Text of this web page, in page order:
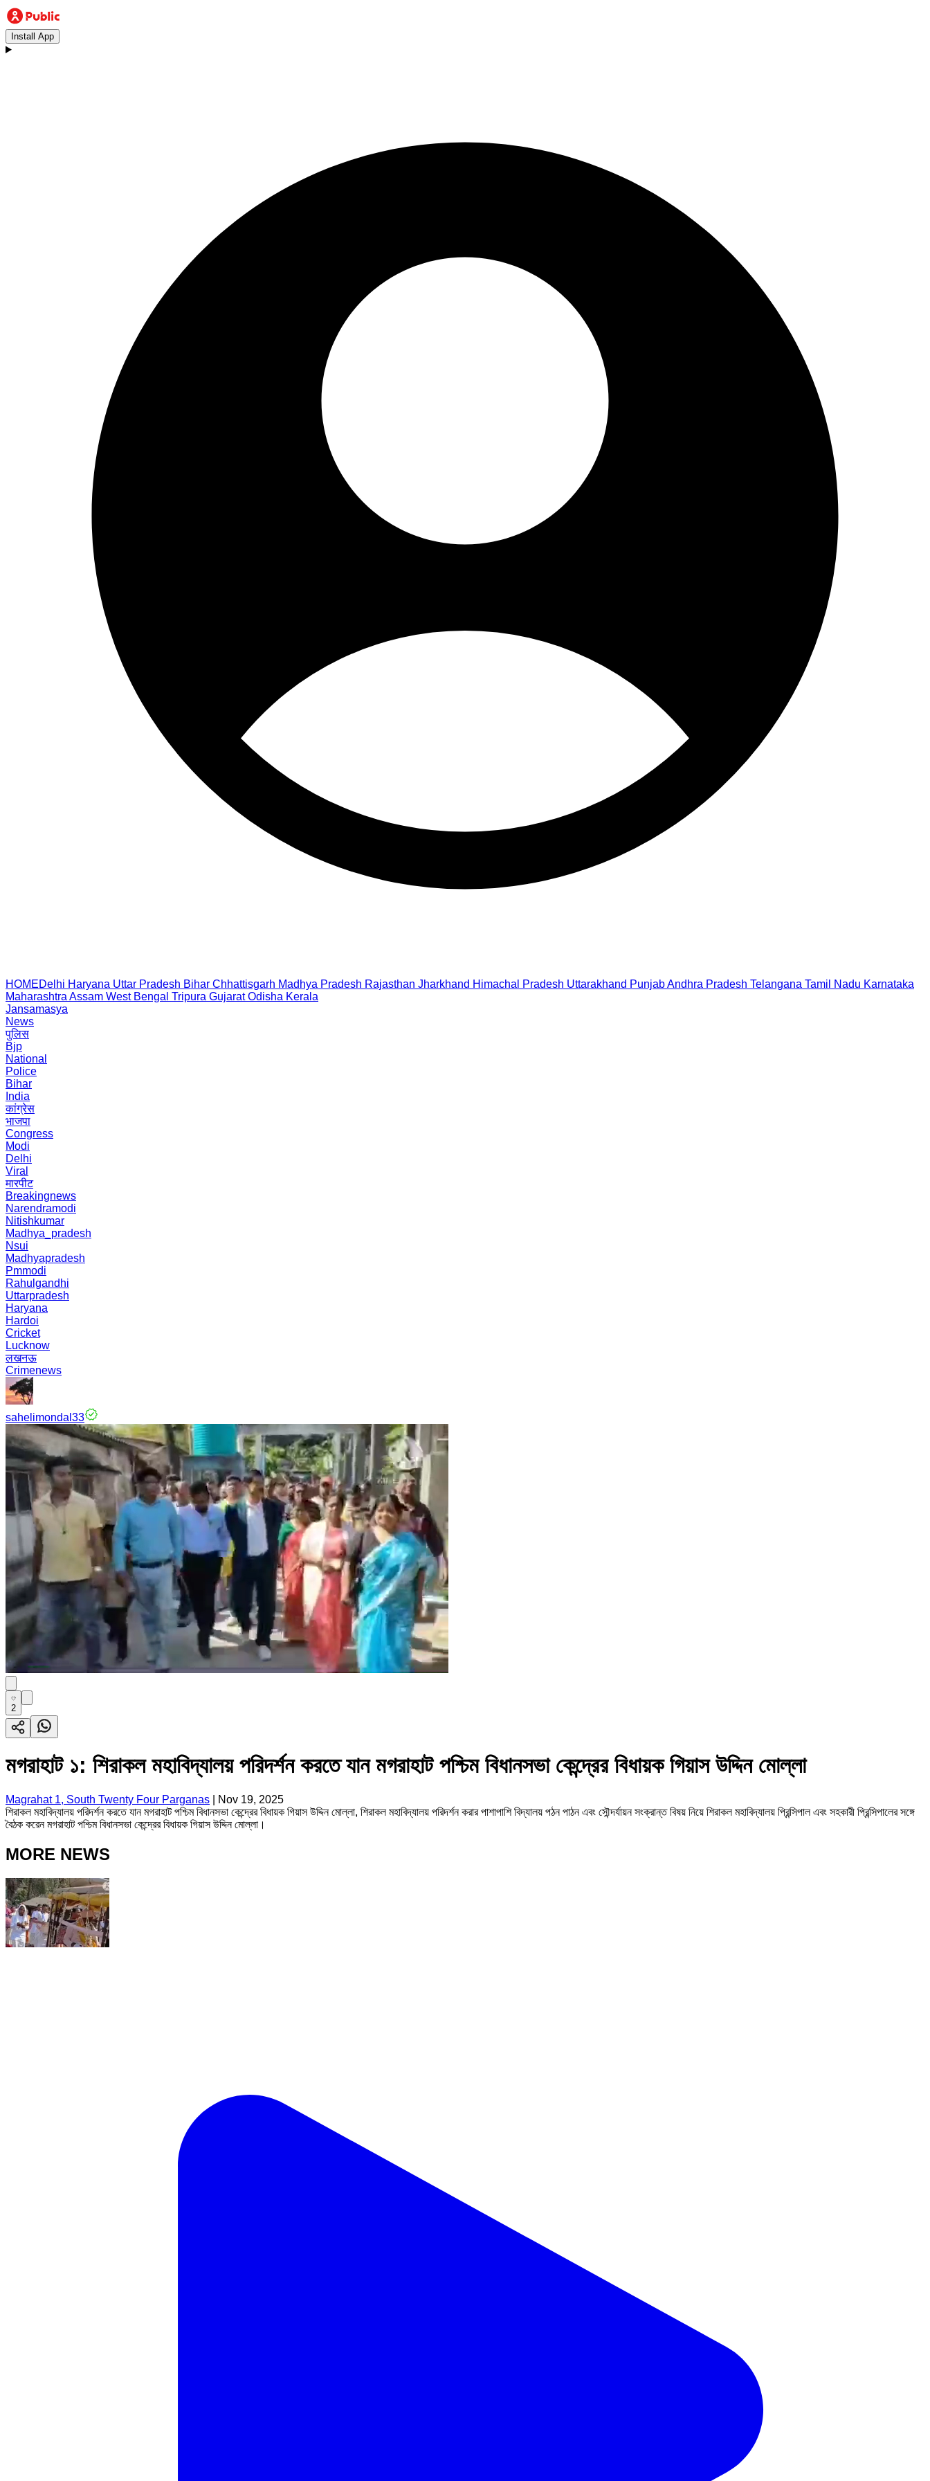
Install App
HOMEDelhi Haryana Uttar Pradesh Bihar Chhattisgarh Madhya Pradesh Rajasthan Jharkhand Himachal Pradesh Uttarakhand PunjabAndhra Pradesh Telangana Tamil Nadu Karnataka
Maharashtra Assam West Bengal Tripura Gujarat Odisha Kerala
Jansamasya
News
पुलिस
Bjp
National
Police
Bihar
India
कांग्रेस
भाजपा
Congress
Modi
Delhi
Viral
मारपीट
Breakingnews
Narendramodi
Nitishkumar
Madhya_pradesh
Nsui
Madhyapradesh
Pmmodi
Rahulgandhi
Uttarpradesh
Haryana
Hardoi
Cricket
Lucknow
लखनऊ
Crimenews
sahelimondal33
2
মগরাহাট ১: শিরাকল মহাবিদ্যালয় পরিদর্শন করতে যান মগরাহাট পশ্চিম বিধানসভা কেন্দ্রের বিধায়ক গিয়াস উদ্দিন মোল্লা
Magrahat 1, South Twenty Four Parganas
Nov 19, 2025
শিরাকল মহাবিদ্যালয় পরিদর্শন করতে যান মগরাহাট পশ্চিম বিধানসভা কেন্দ্রের বিধায়ক গিয়াস উদ্দিন মোল্লা, শিরাকল মহাবিদ্যালয় পরিদর্শন করার পাশাপাশি বিদ্যালয় পঠন পাঠন এবং সৌন্দর্যায়ন সংক্রান্ত বিষয় নিয়ে শিরাকল মহাবিদ্যালয় প্রিন্সিপাল এবং সহকারী প্রিন্সিপালের সঙ্গে
বৈঠক করেন মগরাহাট পশ্চিম বিধানসভা কেন্দ্রের বিধায়ক গিয়াস উদ্দিন মোল্লা।
MORE NEWS